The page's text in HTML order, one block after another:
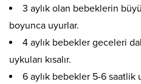
3 aylık olan bebeklerin
boyunca uyurlar.
4 aylık bebekler geceleri
uykuları kısalır.
6 aylık bebekler 5-6 saatlik